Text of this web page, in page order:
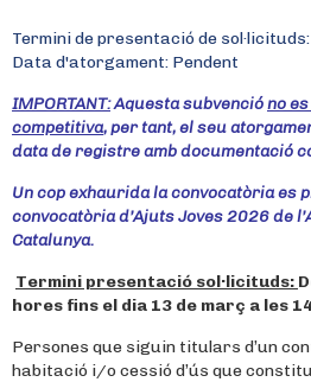
Termini de presentació de sol·licituds:
Data d'atorgament: Pendent
IMPORTANT:Aquesta subvencióno
competitiva, per tant, el seu
data de registre amb documentació
Un cop exhaurida la convocatòria es
convocatòria d’Ajuts Joves 2026 de
Catalunya.
Termini presentació sol·licituds:
hores fins el dia 13 de març a les
Persones que siguin titulars d’un
habitació i/o cessió d’ús que